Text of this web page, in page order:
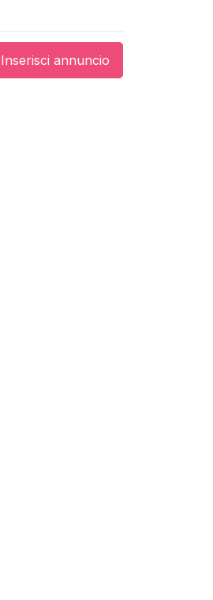
Inserisci annuncio